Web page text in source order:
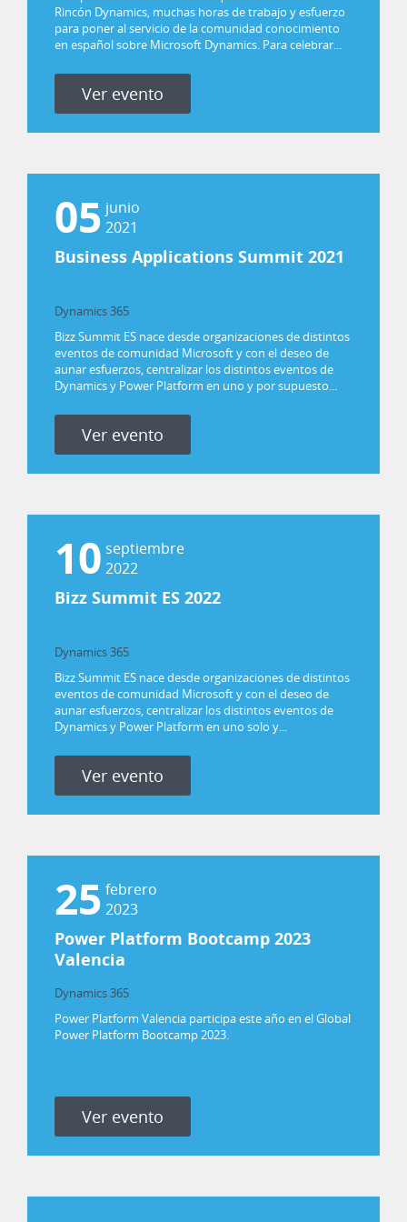
Rincón Dynamics, muchas horas de trabajo y esfuerzo
para poner al servicio de la comunidad conocimiento
en español sobre Microsoft Dynamics. Para celebrar...
Ver evento
05 junio
2021
Business Applications Summit 2021
Dynamics 365
Power Platform
Bizz Summit ES nace desde organizaciones de distintos
eventos de comunidad Microsoft y con el deseo de
aunar esfuerzos, centralizar los distintos eventos de
Dynamics y Power Platform en uno y por supuesto...
Ver evento
10 septiembre
2022
Bizz Summit ES 2022
Dynamics 365
Power Platform
Bizz Summit ES nace desde organizaciones de distintos
eventos de comunidad Microsoft y con el deseo de
aunar esfuerzos, centralizar los distintos eventos de
Dynamics y Power Platform en uno solo y...
Ver evento
25 febrero
2023
Power Platform Bootcamp 2023
Valencia
Dynamics 365
Power Platform
Power Platform Valencia participa este año en el Global
Power Platform Bootcamp 2023.
Ver evento